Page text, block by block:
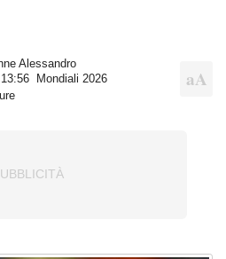
Alessandro
Mondiali 2026